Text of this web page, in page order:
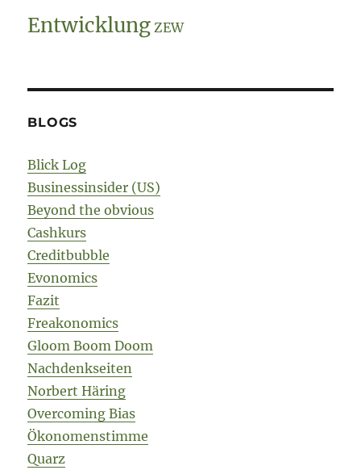
Entwicklung ZEW
BLOGS
Blick Log
Businessinsider (US)
Beyond the obvious
Cashkurs
Creditbubble
Evonomics
Fazit
Freakonomics
Gloom Boom Doom
Nachdenkseiten
Norbert Häring
Overcoming Bias
Ökonomenstimme
Quarz